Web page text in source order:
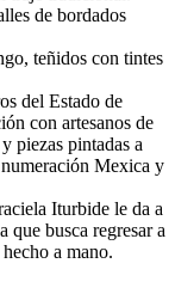
de bordados
teñidos con tintes
del Estado de
con artesanos de
piezas pintadas a
Mexica y
Iturbide le da a
que busca regresar a
a mano.